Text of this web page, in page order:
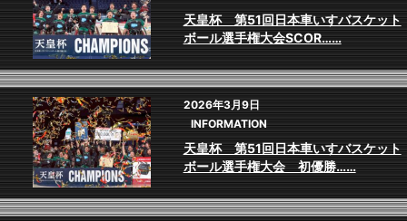
天皇杯 第51回日本車いすバスケット
ボール選手権大会SCOR……
2026年3月9日
INFORMATION
天皇杯 第51回日本車いすバスケット
ボール選手権大会 初優勝……